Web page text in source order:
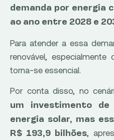
demanda por energia
ao ano entre 2028 e
Para atender a essa
renovável, especialmente
torna-se essencial.
Por conta disso, no
um investimento de
energia solar, mas
R$ 193,9 bilhões,